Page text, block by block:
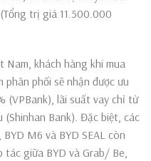
trị giá 11.500.000
Nam, khách hàng khi mua
phối sẽ nhận được ưu
(VPBank), lãi suất vay chỉ từ
Bank). Đặc biệt, các
BYD M6 và BYD SEAL còn
tác giữa BYD và Grab/ Be,